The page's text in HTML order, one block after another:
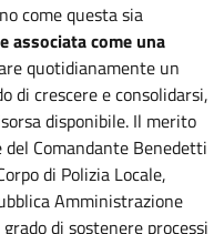
come questa sia
associata come una
quotidianamente un
di crescere e consolidarsi,
disponibile. Il merito
Comandante Benedetti
di Polizia Locale,
Amministrazione
di sostenere processi